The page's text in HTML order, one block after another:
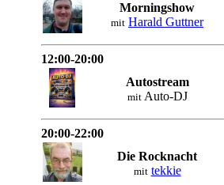
Morningshow
mit Harald Guttner
12:00-20:00
Autostream
mitAuto-DJ
20:00-22:00
Die Rocknacht
mit tekkie